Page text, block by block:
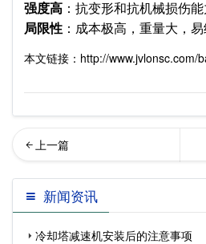
强度高 ：抗变形和抗机械损伤能
局限性 ：成本极高，重量大，易
本文链接：http://www.jvlonsc.com/
何选择冷却塔,如何清洗冷却
塔,冷却塔开式和…
新闻资讯
冷却塔减速机安装后的注意事项